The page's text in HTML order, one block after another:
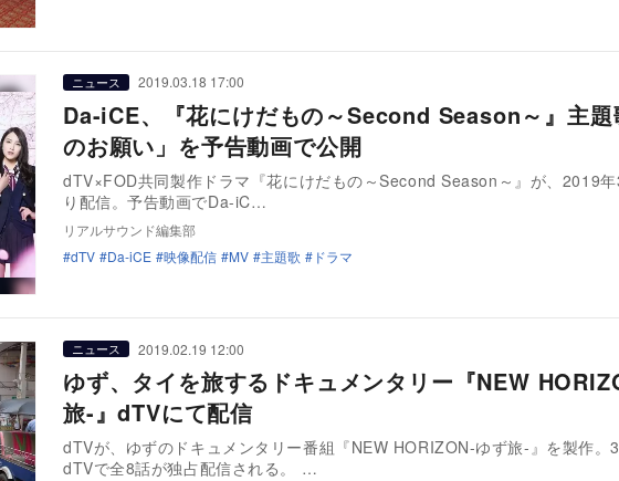
ニュース 2019.03.18 17:00
Da-iCE、『花にけだもの～Second Season～』主題
のお願い」を予告動画で公開
dTV×FOD共同製作ドラマ『花にけだもの～Second Season～』が、2019年
り配信。予告動画でDa-iC…
リアルサウンド編集部
dTV
Da-iCE 映像配信 MV 主題歌 ドラマ
ニュース 2019.02.19 12:00
ゆず、タイを旅するドキュメンタリー『NEW
旅-』dTVにて配信
dTVが、ゆずのドキュメンタリー番組『NEW HORIZON-ゆず旅-』を製作。
dTVで全8話が独占配信される。 …